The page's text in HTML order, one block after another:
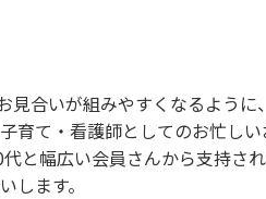
見合いが組みやすくなるように
て・看護師としてのお忙しい
と幅広い会員さんから支持さ
ます。